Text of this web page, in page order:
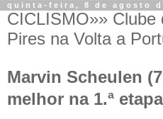
quinta-feira, 8 de agosto
CICLISMO»» Clube
Pires na Volta a
Marvin Scheulen
melhor na 1.ª etapa